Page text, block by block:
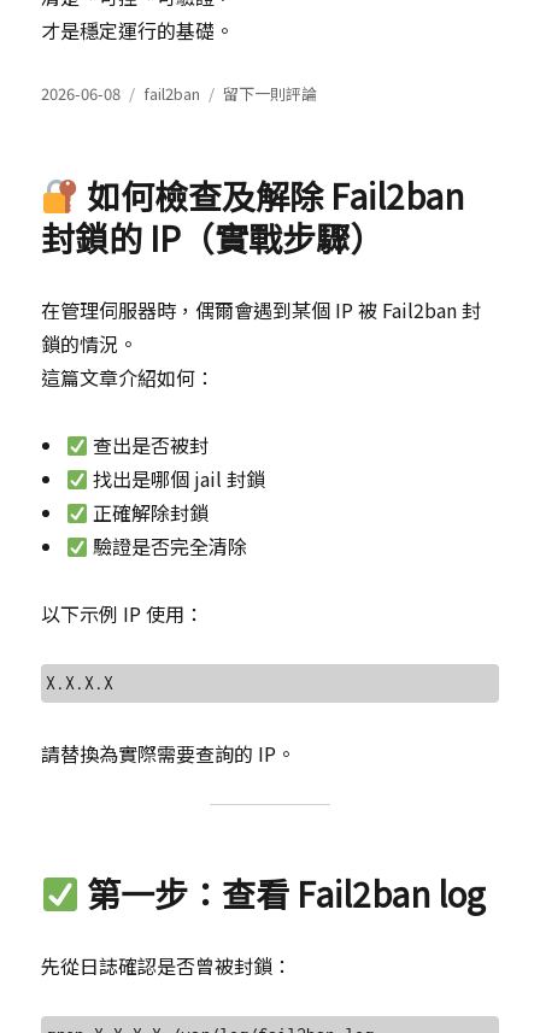
才是穩定運行的基礎。
發
2026-06-08
分
fail2ban 留下一則評論在
重
置
Fail2ban（快
空
如何檢查及解除 Fail2ban
封鎖的 IP（實戰步驟）
在管理伺服器時，偶爾會遇到某個 IP 被 Fail2ban 封
鎖的情況。
這篇文章介紹如何：
查出是否被封
找出是哪個 jail 封鎖
正確解除封鎖
驗證是否完全清除
以下示例 IP 使用：
請替換為實際需要查詢的 IP。
第一步：查看 Fail2ban log
先從日誌確認是否曾被封鎖：